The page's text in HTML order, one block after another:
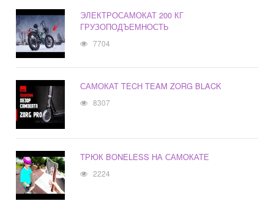
ЭЛЕКТРОСАМОКАТ 200 КГ
ГРУЗОПОДЪЕМНОСТЬ
7704
САМОКАТ TECH TEAM ZORG BLACK
8307
ТРЮК BONELESS НА САМОКАТЕ
2224